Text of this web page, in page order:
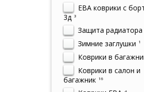
ЕВА коврики с
3д 3
Защита радиатора
Зимние заглушки 1
Коврики в
Коврики в салон и
багажник 16